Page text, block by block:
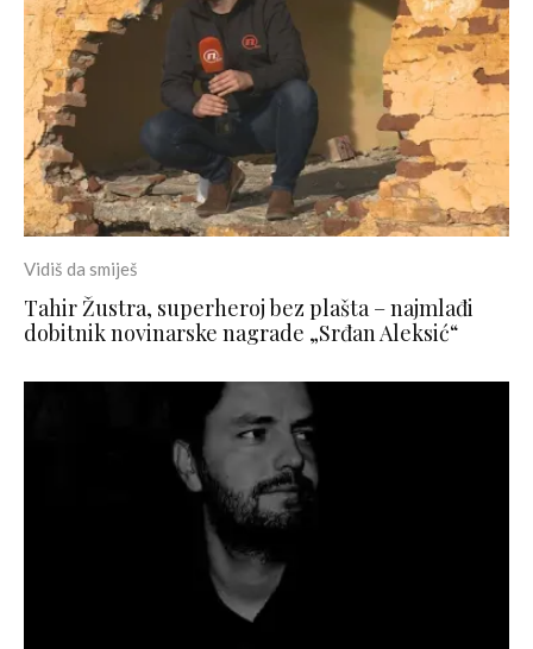
Vidiš da smiješ
Tahir Žustra, superheroj bez plašta – najmlađi
dobitnik novinarske nagrade „Srđan Aleksić“